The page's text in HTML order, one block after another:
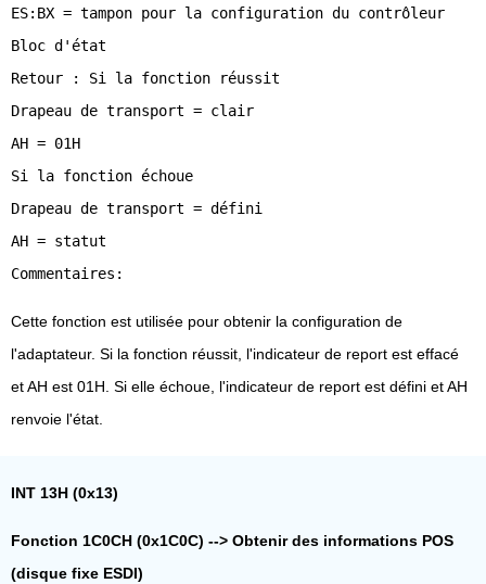
ES:BX = tampon pour la configuration du contrôleur
Bloc d'état
Retour : Si la fonction réussit
Drapeau de transport = clair
AH = 01H
Si la fonction échoue
Drapeau de transport = défini
AH = statut
Cette fonction est utilisée pour obtenir la configuration de
l'adaptateur. Si la fonction réussit, l'indicateur de report est effacé
et AH est 01H. Si elle échoue, l'indicateur de report est défini et AH
renvoie l'état.
INT 13H (0x13)
Fonction 1C0CH (0x1C0C) --> Obtenir des informations POS
(disque fixe ESDI)